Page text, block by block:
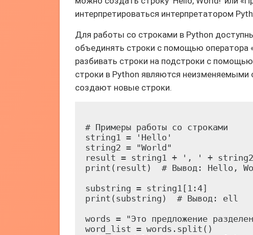
интерпретироваться интерпретатором
Для работы со строками в Python
объединять строки с помощью оператора
разбивать строки на подстроки с
строки в Python являются
создают новые строки.
# Примеры работы со строками
string1 = 'Hello'
string2 = "World"
result = string1 + ', ' + string2
print(result)  # Вывод: Hello,
substring = string1[1:4]
print(substring)  # Вывод: ell
words = "Это предложение
word_list = words.split()